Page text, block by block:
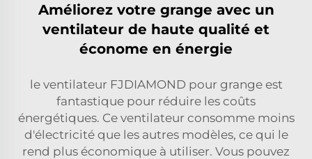
Améliorez votre grange avec un
ventilateur de haute qualité et
économe en énergie
le ventilateur FJDIAMOND pour grange est
fantastique pour réduire les coûts
énergétiques. Ce ventilateur consomme moins
d'électricité que les autres modèles, ce qui le
rend plus économique à utiliser. Vous pouvez